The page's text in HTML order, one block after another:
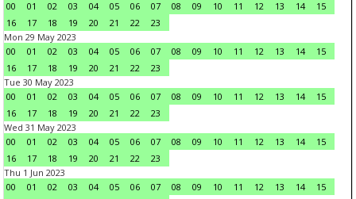
00
01 02 03 04 05 06 07 08 09 10 11 12 13 14
15
16
17 18 19 20 21 22
23
Mon 29 May 2023
00
01 02 03 04 05 06 07 08 09 10 11 12 13 14
15
16
17 18 19 20 21 22
23
Tue 30 May 2023
00
01 02 03 04 05 06 07 08 09 10 11 12 13 14
15
16
17 18 19 20 21 22
23
Wed 31 May 2023
00
01 02 03 04 05 06 07 08 09 10 11 12 13 14
15
16
17 18 19 20 21 22
23
Thu 1 Jun 2023
00
01 02 03 04 05 06 07 08 09 10 11 12 13 14
15